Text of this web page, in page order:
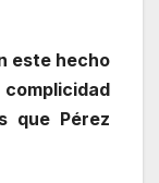
este hecho
que Pérez